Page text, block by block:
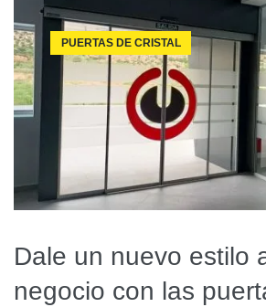
PUERTAS DE CRISTAL
Dale un nuevo estilo
negocio con las